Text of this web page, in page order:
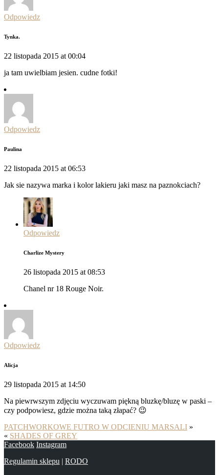
Odpowiedz
Tynka.
22 listopada 2015 at 00:04
ja tam uwielbiam jesien. cudne fotki!
Odpowiedz
Paulina
22 listopada 2015 at 06:53
Jak sie nazywa marka i kolor lakieru jaki masz na paznokciach?
Odpowiedz
Charlize Mystery
26 listopada 2015 at 08:53
Chanel nr 18 Rouge Noir.
Odpowiedz
Alicja
29 listopada 2015 at 14:50
Na piewrwszym zdjęciu wyczuwam piękną bluzkę/bluzę w paski –
czy podpowiesz, gdzie można taką złapać? 😉
PATCHWORKOWE FUTRO W ODCIENIU MARSALI »
« SHADES OF GREY
Facebook Instagram
Regulamin sklepu | RODO